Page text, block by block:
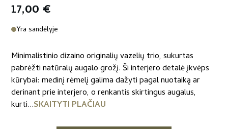
17,00 €
Yra sandėlyje
Minimalistinio dizaino originalių vazelių trio, sukurtas
pabrėžti natūralų augalo grožį. Ši interjero detalė įkvėps
kūrybai: medinį rėmelį galima dažyti pagal nuotaiką ar
derinant prie interjero, o renkantis skirtingus augalus,
kurti...SKAITYTI PLAČIAU